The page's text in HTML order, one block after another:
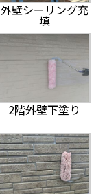
外壁シーリング充
填
2階外壁下塗り